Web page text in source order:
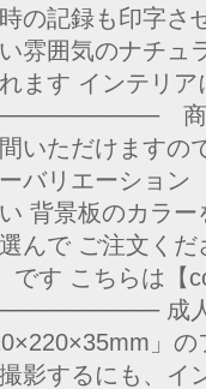
の記録も印字さ
雰囲気のナチュ
ます インテリ
商
いただけます
バリエーショ
背景板のカラ
んで ご注文く
です こちらは
成人
」
影するにも、イ